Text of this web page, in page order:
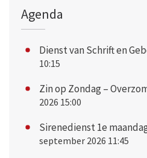
Agenda
Dienst van Schrift en
10:15
Zin op Zondag –
2026 15:00
Sirenedienst 1e
september 2026 11:45